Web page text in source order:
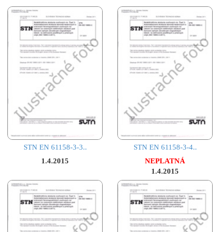
STN EN 61158-3-3..
1.4.2015
STN EN 61158-3-4..
NEPLATNÁ
1.4.2015